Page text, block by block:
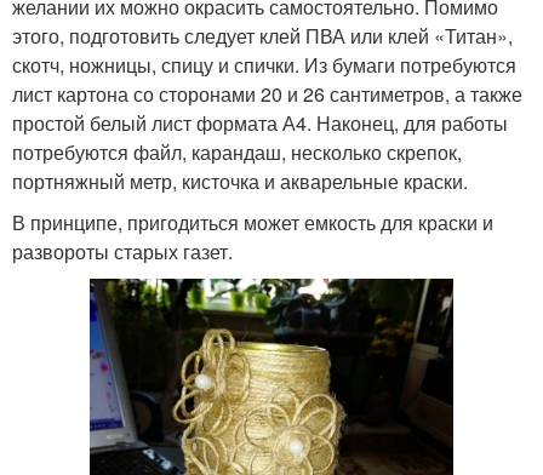
желании их можно окрасить самостоятельно. Помимо
этого, подготовить следует клей ПВА или клей «Титан»,
скотч, ножницы, спицу и спички. Из бумаги потребуются
лист картона со сторонами 20 и 26 сантиметров, а также
простой белый лист формата А4. Наконец, для работы
потребуются файл, карандаш, несколько скрепок,
портняжный метр, кисточка и акварельные краски.
В принципе, пригодиться может емкость для краски и
развороты старых газет.